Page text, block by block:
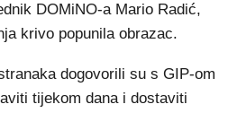
DOMiNO-a Mario Radić,
krivo popunila obrazac.
dogovorili su s GIP-om
tijekom dana i dostaviti